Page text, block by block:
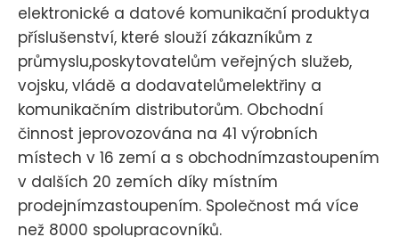
elektronické a datové komunikační produktya
příslušenství, které slouží zákazníkům z
průmyslu,poskytovatelům veřejných služeb,
vojsku, vládě a dodavatelůmelektřiny a
komunikačním distributorům. Obchodní
činnost jeprovozována na 41 výrobních
místech v 16 zemí a s obchodnímzastoupením
v dalších 20 zemích díky místním
prodejnímzastoupením. Společnost má více
než 8000 spolupracovníků.